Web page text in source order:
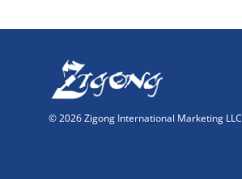
© 2026 Zigong International Marketing LLC